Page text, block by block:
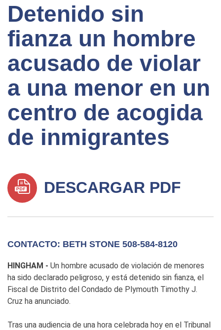
Detenido sin
fianza un hombre
acusado de violar
a una menor en un
centro de acogida
de inmigrantes
DESCARGAR PDF
CONTACTO: BETH STONE 508-584-8120
HINGHAM - Un hombre acusado de violación de menores
ha sido declarado peligroso, y está detenido sin fianza, el
Fiscal de Distrito del Condado de Plymouth Timothy J.
Cruz ha anunciado.
Tras una audiencia de una hora celebrada hoy en el Tribunal